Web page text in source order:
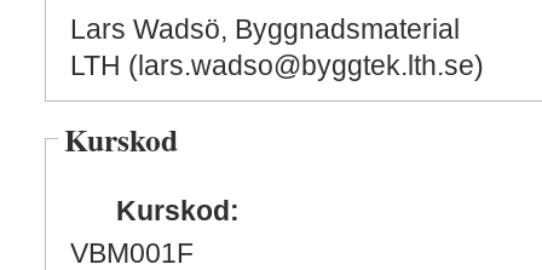
Lars Wadsö, Byggnadsmaterial
LTH (lars.wadso@byggtek.lth.se)
Kurskod
Kurskod:
VBM001F